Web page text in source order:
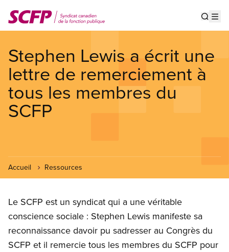
au
contenu
Stephen Lewis a écrit une
lettre de remerciement à
tous les membres du
SCFP
Accueil Ressources
Le SCFP est un syndicat qui a une véritable
conscience sociale : Stephen Lewis manifeste sa
reconnaissance davoir pu sadresser au Congrès du
SCFP et il remercie tous les membres du SCFP pour